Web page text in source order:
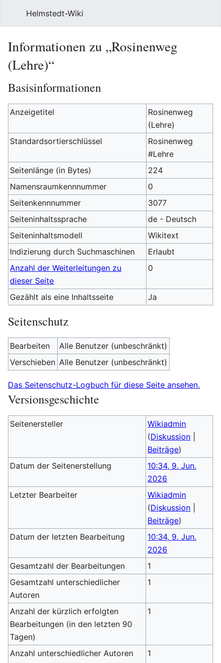
Helmstedt-Wiki
Informationen zu „Rosinenweg
(Lehre)“
Basisinformationen
Anzeigetitel
Rosinenweg
(Lehre)
Standardsortierschlüssel
Rosinenweg
#Lehre
Seitenlänge (in Bytes)
224
Namensraumkennnummer
0
Seitenkennnummer
3077
Seiteninhaltssprache
de - Deutsch
Seiteninhaltsmodell
Wikitext
Indizierung durch Suchmaschinen
Erlaubt
Anzahl der Weiterleitungen zu
dieser Seite
0
Gezählt als eine Inhaltsseite Ja
Seitenschutz
Bearbeiten
Alle Benutzer (unbeschränkt)
Verschieben Alle Benutzer (unbeschränkt)
Das Seitenschutz-Logbuch für diese Seite ansehen.
Versionsgeschichte
Seitenersteller
Wikiadmin
(Diskussion
Beiträge)
Datum der Seitenerstellung
10:34, 9. Jun.
2026
Letzter Bearbeiter
Wikiadmin
(Diskussion
Beiträge)
Datum der letzten Bearbeitung
10:34, 9. Jun.
2026
Gesamtzahl der Bearbeitungen
1
Gesamtzahl unterschiedlicher
Autoren
1
Anzahl der kürzlich erfolgten
Bearbeitungen (in den letzten 90
Tagen)
1
Anzahl unterschiedlicher Autoren
1